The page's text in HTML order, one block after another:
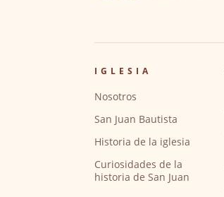
IGLESIA
Nosotros
San Juan Bautista
Historia de la iglesia
Curiosidades de la
historia de San Juan